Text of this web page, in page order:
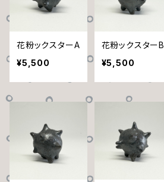
花粉ックスターA
¥5,500
花粉ックスターB
¥5,500